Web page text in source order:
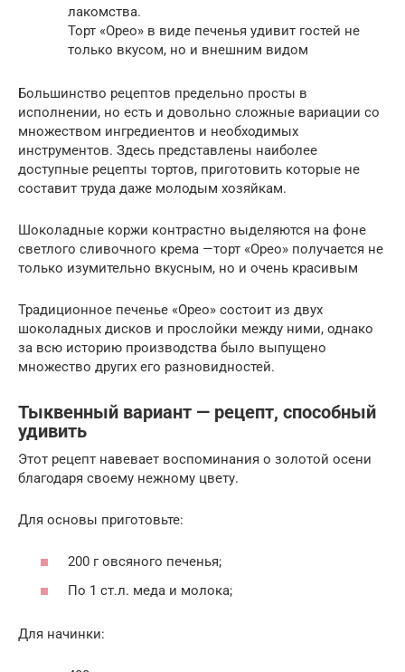
лакомства.
Торт «Орео» в виде печенья удивит гостей не
только вкусом, но и внешним видом
Большинство рецептов предельно просты в
исполнении, но есть и довольно сложные вариации со
множеством ингредиентов и необходимых
инструментов. Здесь представлены наиболее
доступные рецепты тортов, приготовить которые не
составит труда даже молодым хозяйкам.
Шоколадные коржи контрастно выделяются на фоне
светлого сливочного крема —торт «Орео» получается не
только изумительно вкусным, но и очень красивым
Традиционное печенье «Орео» состоит из двух
шоколадных дисков и прослойки между ними, однако
за всю историю производства было выпущено
множество других его разновидностей.
Тыквенный вариант — рецепт, способный
удивить
Этот рецепт навевает воспоминания о золотой осени
благодаря своему нежному цвету.
Для основы приготовьте:
200 г овсяного печенья;
По 1 ст.л. меда и молока;
Для начинки: